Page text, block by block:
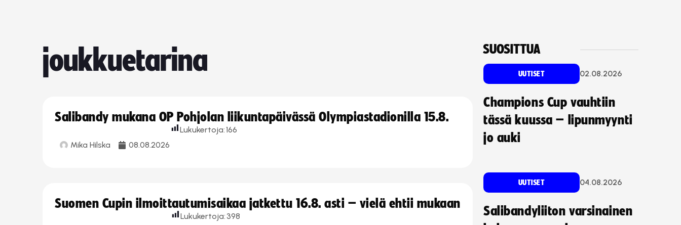
joukkuetarina
Salibandy mukana OP Pohjolan liikuntapäivässä Olympiastadionilla 15.8.
Mika Hilska 08.08.2026
Lukukertoja:166
Suomen Cupin ilmoittautumisaikaa jatkettu 16.8. asti – vielä ehtii mukaan
Lukukertoja: 398
SUOSITTUA
UUTISET 02.08.2026
Champions Cup vauhtiin
tässä kuussa – lipunmyynti
jo auki
UUTISET 04.08.2026
Salibandyliiton varsinainen